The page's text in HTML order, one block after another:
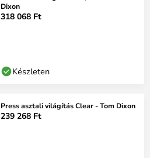
Dixon
318 068 Ft
Készleten
Press asztali világítás Clear - Tom Dixon
239 268 Ft